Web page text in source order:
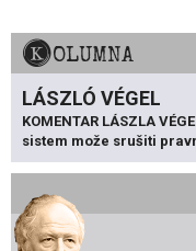
KOLUMNA
LÁSZLÓ VÉGEL
KOMENTAR LÁSZLA
sistem može srušiti